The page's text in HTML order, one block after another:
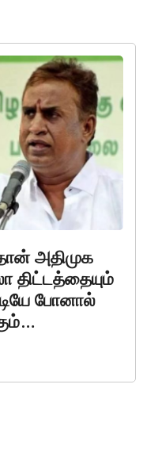
அதிமுக
திட்டத்தையும்
போனால்